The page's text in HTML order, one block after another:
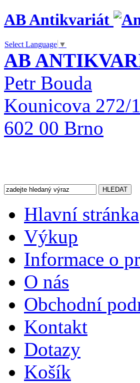
AB Antikvariát
Select Language ▼
AB
Petr Bouda
Kounicova 272/
602 00 Brno
Hlavní stránka
Výkup
Informace o
O nás
Obchodní
Kontakt
Dotazy
Košík